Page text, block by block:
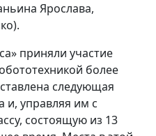
Ярослава,
приняли участие
более
следующая
и, управляя им с
состоящую из 13